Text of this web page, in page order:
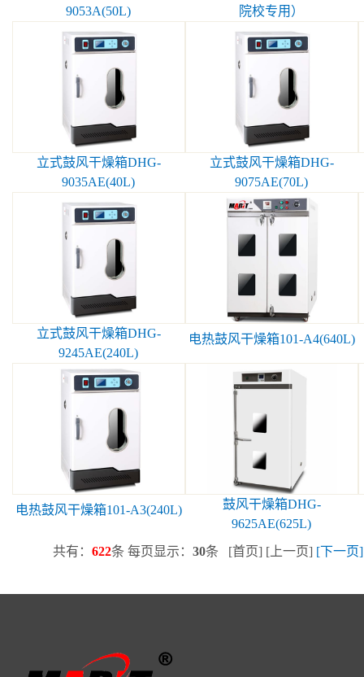
9053A(50L)
院校专用）
立式鼓风干燥箱DHG-
9035AE(40L)
立式鼓风干燥箱DHG-
9075AE(70L)
立式鼓风干燥箱DHG-
9245AE(240L)
电热鼓风干燥箱101-A4(640L)
电热鼓风干燥箱101-A3(240L)
鼓风干燥箱DHG-
9625AE(625L)
共有： 622条 每页显示： 30条 [首页] [上一页] [下一页]